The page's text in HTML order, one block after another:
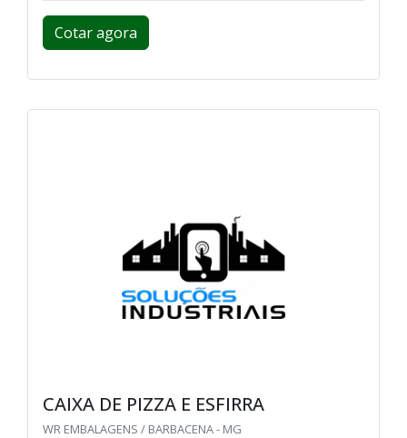
Cotar agora
CAIXA DE PIZZA E ESFIRRA
WR EMBALAGENS / BARBACENA - MG